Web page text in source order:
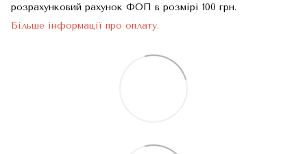
розрахунковий рахунок ФОП в розмірі 100 грн.
Більше інформації про оплату.